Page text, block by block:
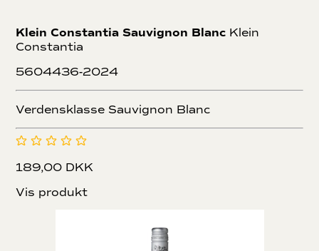
Klein Constantia Sauvignon Blanc Klein
Constantia
5604436-2024
Verdensklasse Sauvignon Blanc
189,00 DKK
Vis produkt